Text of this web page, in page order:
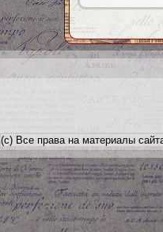
(с) Все права на материалы